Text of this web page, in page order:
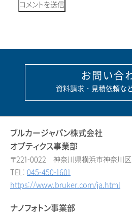
お問い合
資料請求・見積依頼な
ブルカージャパン株式会社
オプティクス事業部
〒221-0022 神奈川県横浜市神奈川
TEL: 045-450-1601
https://www.bruker.com/ja.html
ナノフォトン事業部